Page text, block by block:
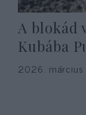
A blokád
Kubába
2026. március